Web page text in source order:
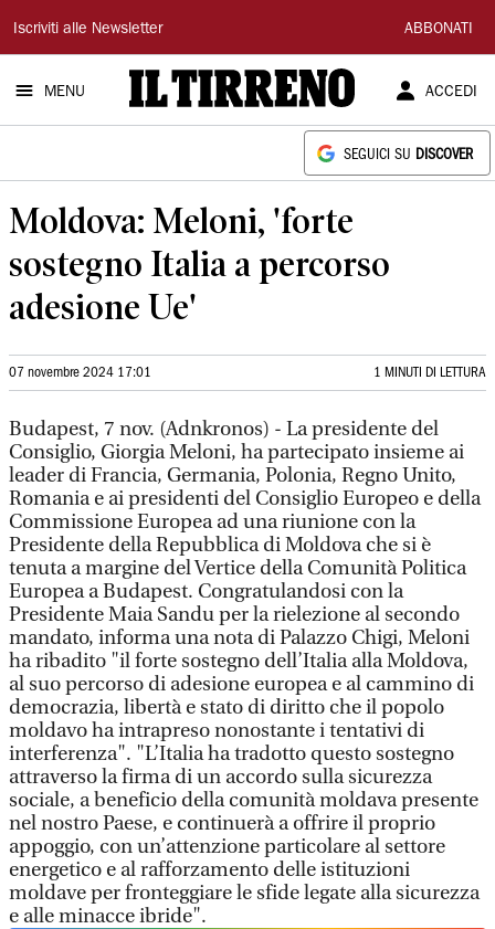
Il
Tirreno
Iscriviti alle Newsletter ABBONATI
MENU ACCEDI
SEGUICI SU DISCOVER
Moldova: Meloni, 'forte
sostegno Italia a percorso
adesione Ue'
07 novembre 2024 17:01 1 MINUTI DI LETTURA
Budapest, 7 nov. (Adnkronos) - La presidente del
Consiglio, Giorgia Meloni, ha partecipato insieme ai
leader di Francia, Germania, Polonia, Regno Unito,
Romania e ai presidenti del Consiglio Europeo e della
Commissione Europea ad una riunione con la
Presidente della Repubblica di Moldova che si è
tenuta a margine del Vertice della Comunità Politica
Europea a Budapest. Congratulandosi con la
Presidente Maia Sandu per la rielezione al secondo
mandato, informa una nota di Palazzo Chigi, Meloni
ha ribadito "il forte sostegno dell’Italia alla Moldova,
al suo percorso di adesione europea e al cammino di
democrazia, libertà e stato di diritto che il popolo
moldavo ha intrapreso nonostante i tentativi di
interferenza". "L’Italia ha tradotto questo sostegno
attraverso la firma di un accordo sulla sicurezza
sociale, a beneficio della comunità moldava presente
nel nostro Paese, e continuerà a offrire il proprio
appoggio, con un’attenzione particolare al settore
energetico e al rafforzamento delle istituzioni
moldave per fronteggiare le sfide legate alla sicurezza
e alle minacce ibride".